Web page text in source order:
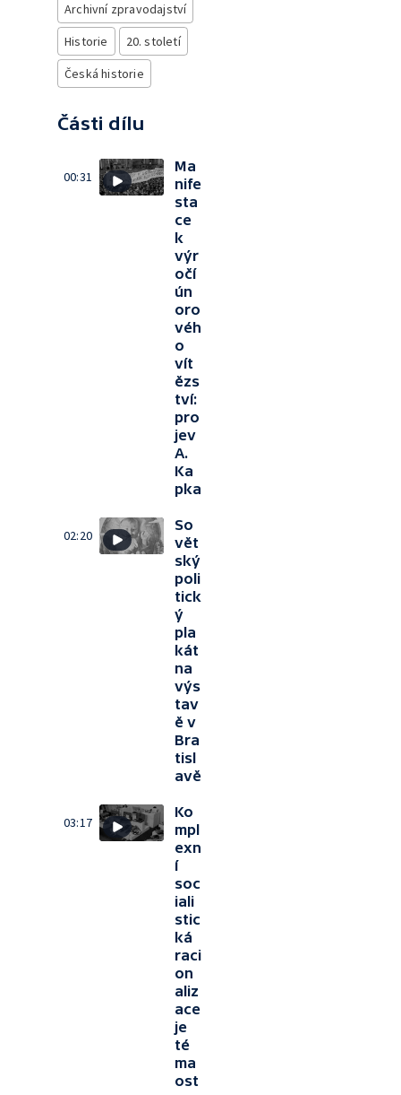
Archivní zpravodajství
Historie
20. století
Česká historie
Části dílu
00:31
Ma
nife
sta
ce
k
výr
očí
ún
oro
véh
o
vít
ězs
tví:
pro
jev
A.
Ka
pka
02:20
So
vět
ský
poli
tick
ý
pla
kát
na
výs
tav
ě v
Bra
tisl
avě
03:17
Ko
mpl
exn
í
soc
iali
stic
ká
raci
on
aliz
ace
je
té
ma
ost